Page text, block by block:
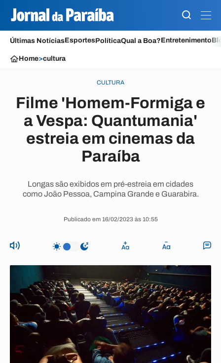
Últimas NotíciasEsportesPolíticaQual a Boa?Entretenimento
Home>cultura
CULTURA
Filme 'Homem-Formiga e
a Vespa: Quantumania'
estreia em cinemas da
Paraíba
Longas são exibidos em pré-estreia em cidades
como João Pessoa, Campina Grande e Guarabira.
Publicado em 16/02/2023 às 10:55